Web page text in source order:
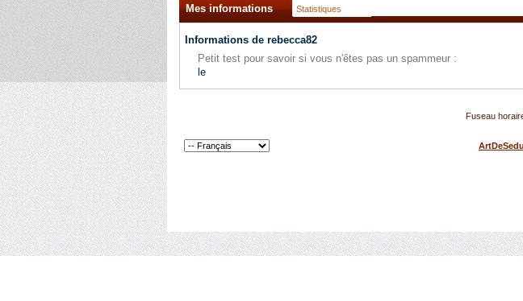
Mes informations Statistiques
Informations de rebecca82
Petit test pour savoir si vous n'êtes pas un spammeur :
le
Fuseau